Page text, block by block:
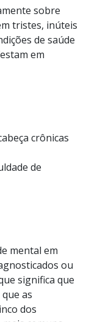
sobre
tristes, inúteis
de saúde
em
crônicas
de
mental em
ou
significa que
as
dos